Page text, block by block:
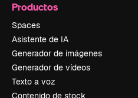
Productos
Spaces
Asistente de IA
Generador de imágenes
Generador de vídeos
Texto a voz
Contenido de stock